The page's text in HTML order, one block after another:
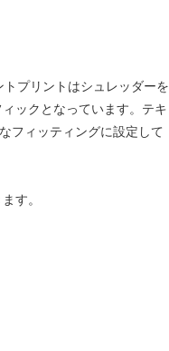
プリントはシュレッダーを
ックとなっています。テキ
フィッティングに設定して
す。